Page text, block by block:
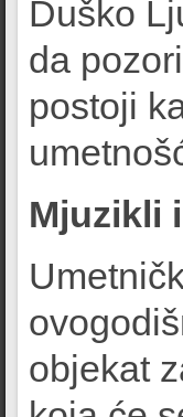
Duško
da
postoji
Mjuzikli
objekat